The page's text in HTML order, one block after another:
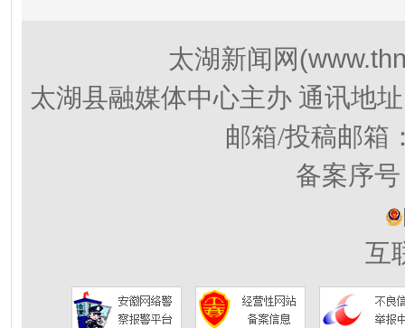
太湖新闻网
太湖县融媒体中心主办 通讯地
邮箱/投稿邮箱
备案序
互